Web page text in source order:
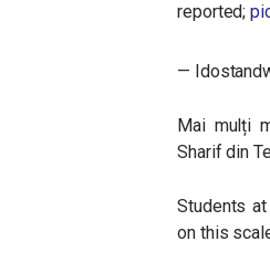
reported;
—
Mai mulți
Sharif din
Students
on this